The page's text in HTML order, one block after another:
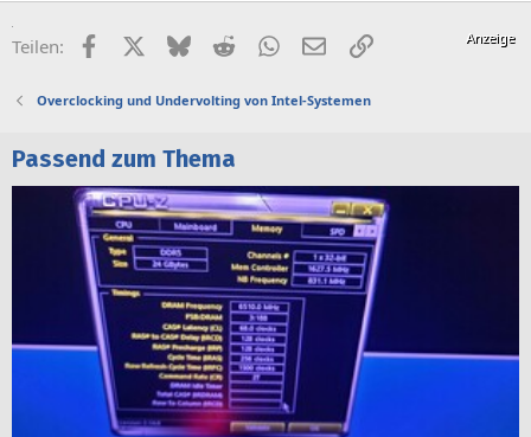
Teilen: FacebookX (Twitter)
BlueskyRedditWhatsApp
E-MailLink
Overclocking und Undervolting von Intel-Systemen
Passend zum Thema